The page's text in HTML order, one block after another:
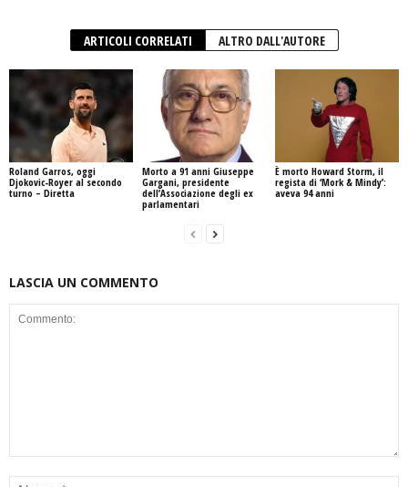
ARTICOLI CORRELATI ALTRO DALL'AUTORE
Roland Garros, oggi
Djokovic-Royer al secondo
turno – Diretta
Morto a 91 anni Giuseppe
Gargani, presidente
dell’Associazione degli ex
parlamentari
È morto Howard Storm, il
regista di ‘Mork & Mindy’:
aveva 94 anni
LASCIA UN COMMENTO